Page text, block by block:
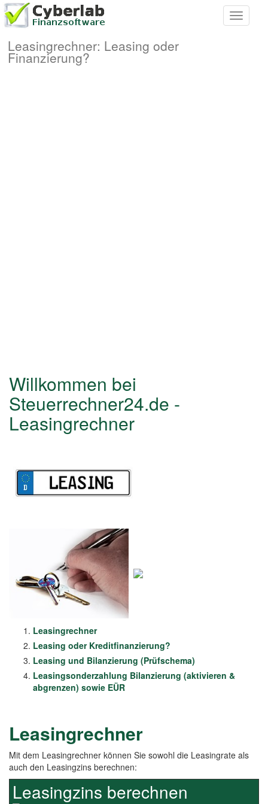
Toggle
Leasingrechner: Leasing oder
Finanzierung?
Willkommen bei
Steuerrechner24.de -
Leasingrechner
Leasingrechner
Leasing oder Kreditfinanzierung?
Leasing und Bilanzierung (Prüfschema)
Leasingsonderzahlung Bilanzierung (aktivieren &
abgrenzen) sowie EÜR
Leasingrechner
Mit dem Leasingrechner können Sie sowohl die Leasingrate als
auch den Leasingzins berechnen:
Leasingzins berechnen